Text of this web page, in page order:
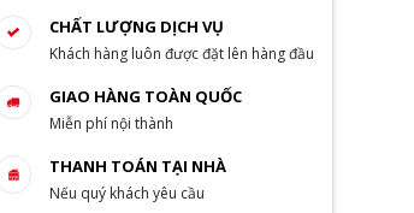
CHẤT LƯỢNG DỊCH VỤ
Khách hàng luôn được đặt lên hàng đầu
GIAO HÀNG TOÀN QUỐC
Miễn phí nội thành
THANH TOÁN TẠI NHÀ
Nếu quý khách yêu cầu